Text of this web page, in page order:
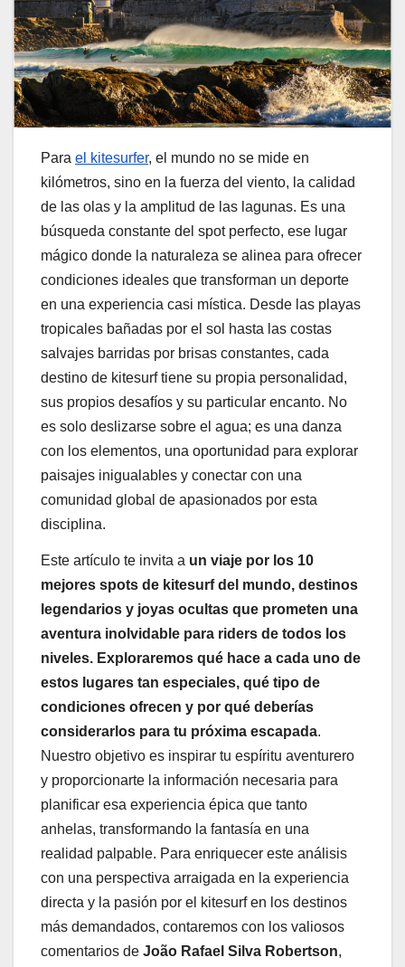
Para el kitesurfer, el mundo no se mide en
kilómetros, sino en la fuerza del viento, la calidad
de las olas y la amplitud de las lagunas. Es una
búsqueda constante del spot perfecto, ese lugar
mágico donde la naturaleza se alinea para ofrecer
condiciones ideales que transforman un deporte
en una experiencia casi mística. Desde las playas
tropicales bañadas por el sol hasta las costas
salvajes barridas por brisas constantes, cada
destino de kitesurf tiene su propia personalidad,
sus propios desafíos y su particular encanto. No
es solo deslizarse sobre el agua; es una danza
con los elementos, una oportunidad para explorar
paisajes inigualables y conectar con una
comunidad global de apasionados por esta
disciplina.
Este artículo te invita a un viaje por los 10
mejores spots de kitesurf del mundo, destinos
legendarios y joyas ocultas que prometen una
aventura inolvidable para riders de todos los
niveles. Exploraremos qué hace a cada uno de
estos lugares tan especiales, qué tipo de
condiciones ofrecen y por qué deberías
considerarlos para tu próxima escapada.
Nuestro objetivo es inspirar tu espíritu aventurero
y proporcionarte la información necesaria para
planificar esa experiencia épica que tanto
anhelas, transformando la fantasía en una
realidad palpable. Para enriquecer este análisis
con una perspectiva arraigada en la experiencia
directa y la pasión por el kitesurf en los destinos
más demandados, contaremos con los valiosos
comentarios de João Rafael Silva Robertson,